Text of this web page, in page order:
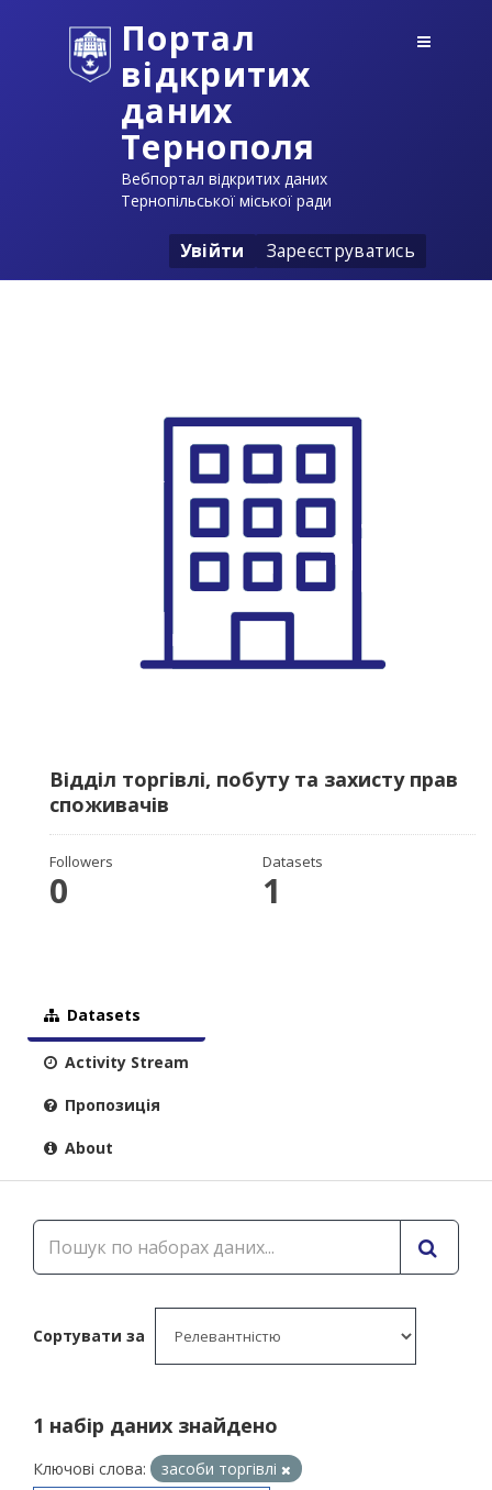
Портал
відкритих
даних
Тернополя
Вебпортал відкритих даних
Тернопільської міської ради
Увійти Зареєструватись
Відділ торгівлі, побуту та захисту прав
споживачів
Followers
0
Datasets
1
Datasets
Activity Stream
Пропозиція
About
Сортувати за
1 набір даних знайдено
Ключові слова:
засоби торгівлі